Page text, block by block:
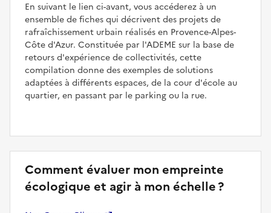
En suivant le lien ci-avant, vous accéderez à un
ensemble de fiches qui décrivent des projets de
rafraîchissement urbain réalisés en Provence-Alpes-
Côte d'Azur. Constituée par l'ADEME sur la base de
retours d'expérience de collectivités, cette
compilation donne des exemples de solutions
adaptées à différents espaces, de la cour d'école au
quartier, en passant par le parking ou la rue.
Comment évaluer mon empreinte
écologique et agir à mon échelle ?